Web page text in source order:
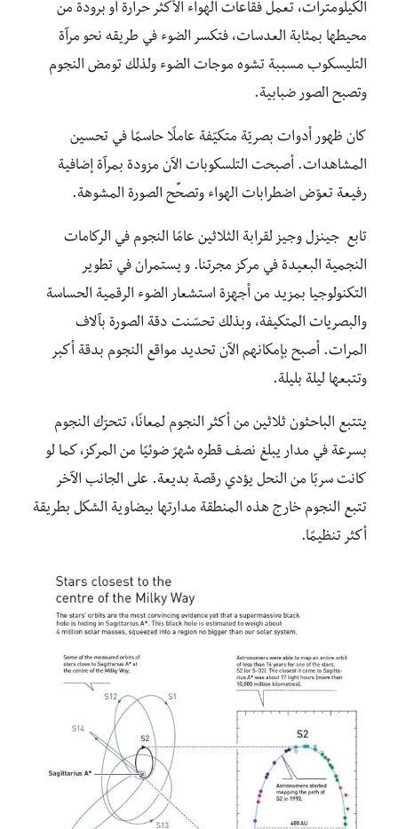
الكيلومترات، تعمل فقاعات الهواء الأكثر حرارة أو برودة من
محيطها بمثابة العدسات، فتكسر الضوء في طريقه نحو مرآة
التليسكوب مسببة تشوه موجات الضوء ولذلك تومض النجوم
وتصبح الصور ضبابية.
كان ظهور أدوات بصريّة متكيّفة عاملًا حاسمًا في تحسين
المشاهدات. أصبحت التلسكوبات الآن مزودة بمرآة إضافية
رفيعة تعوّض اضطرابات الهواء وتصحِّح الصورة المشوهة.
تابع جينزل وجيز لقرابة الثلاثين عامًا النجوم في الركامات
النجمية البعيدة في مركز مجرتنا. و يستمران في تطوير
التكنولوجيا بمزيد من أجهزة استشعار الضوء الرقمية الحساسة
والبصريات المتكيفة، وبذلك تحسّنت دقة الصورة بآلاف
المرات. أصبح بإمكانهم الآن تحديد مواقع النجوم بدقة أكبر
وتتبعها ليلة بليلة.
يتتبع الباحثون ثلاثين من أكثر النجوم لمعانًا، تتحرّك النجوم
بسرعة في مدار يبلغ نصف قطره شهرً ضوئيًا من المركز، كما لو
كانت سربًا من النحل يؤدي رقصة بديعة. على الجانب الآخر
تتبع النجوم خارج هذه المنطقة مدارتها بيضاوية الشكل بطريقة
أكثر تنظيمًا.